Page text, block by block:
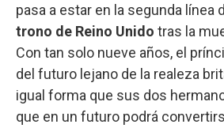
pasa a estar en la segunda línea
trono de Reino Unido tras la
Con tan solo nueve años, el
del futuro lejano de la realeza
igual forma que sus dos
que en un futuro podrá